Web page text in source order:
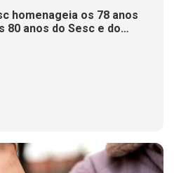
homenageia os 78 anos
80 anos do Sesc e do